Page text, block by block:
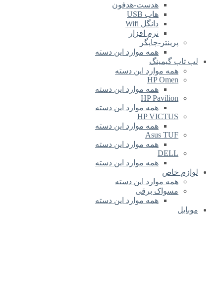
هدست-هدفون
هاب USB
دانگل Wifi
نرم افزار
پرینتر-چاپگر
همه موارد این دسته
لپ تاپ گیمینگ
همه موارد این دسته
HP Omen
همه موارد این دسته
HP Pavilion
همه موارد این دسته
HP VICTUS
همه موارد این دسته
Asus TUF
همه موارد این دسته
DELL
همه موارد این دسته
لوازم خاص
همه موارد این دسته
مسواک برقی
همه موارد این دسته
موبایل